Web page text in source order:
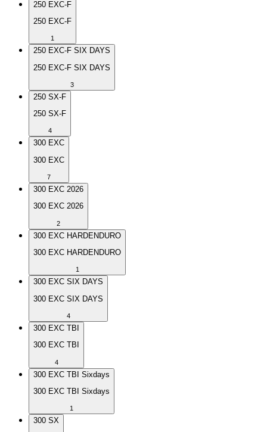
250 EXC-F
250 EXC-F
1
250 EXC-F SIX DAYS
250 EXC-F SIX DAYS
3
250 SX-F
250 SX-F
4
300 EXC
300 EXC
7
300 EXC 2026
300 EXC 2026
2
300 EXC HARDENDURO
300 EXC HARDENDURO
1
300 EXC SIX DAYS
300 EXC SIX DAYS
4
300 EXC TBI
300 EXC TBI
4
300 EXC TBI Sixdays
300 EXC TBI Sixdays
1
300 SX